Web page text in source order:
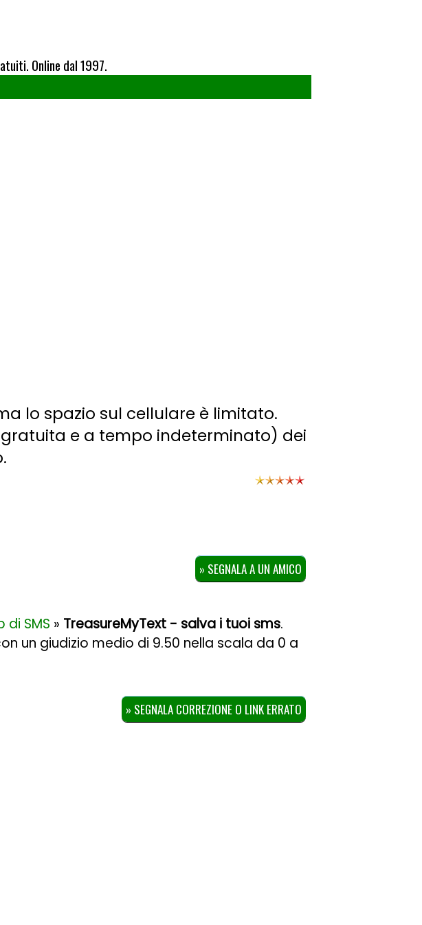
Online dal 1997.
lo spazio sul cellulare è limitato.
e a tempo indeterminato) dei
» SEGNALA A UN AMICO
di SMS » TreasureMyText - salva i tuoi sms.
un giudizio medio di 9.50 nella scala da 0 a
» SEGNALA CORREZIONE O LINK ERRATO